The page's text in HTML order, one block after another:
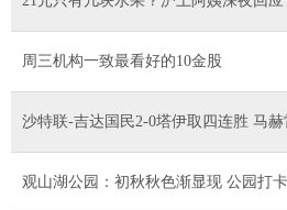
周三机构一致最看好的10金股
沙特联-吉达国民2-0塔伊取四连胜 马
观山湖公园：初秋秋色渐显现 公园打